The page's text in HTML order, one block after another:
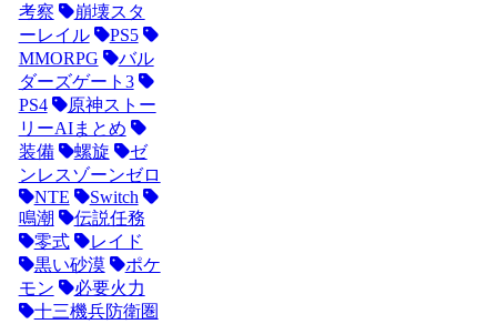
考察
崩壊スタ
ーレイル
PS5
MMORPG
バル
ダーズゲート3
PS4
原神ストー
リーAIまとめ
装備
螺旋
ゼ
ンレスゾーンゼロ
NTE
Switch
鳴潮
伝説任務
零式
レイド
黒い砂漠
ポケ
モン
必要火力
十三機兵防衛圏